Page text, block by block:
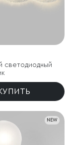
светодиодный
NEW